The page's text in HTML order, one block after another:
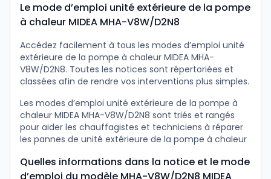
Le mode d’emploi unité extérieure de la pompe
à chaleur MIDEA MHA-V8W/D2N8
Accédez facilement à tous les modes d’emploi unité
extérieure de la pompe à chaleur MIDEA MHA-
V8W/D2N8. Toutes les notices sont répertoriées et
classées afin de rendre vos interventions plus simples.
Les modes d’emploi unité extérieure de la pompe à
chaleur MIDEA MHA-V8W/D2N8 sont triés et rangés
pour aider les chauffagistes et techniciens à réparer
les pannes de unité extérieure de la pompe à chaleur
Quelles informations dans la notice et le mode